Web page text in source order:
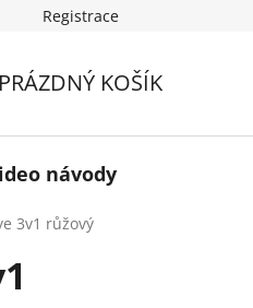
ochrany osobních údajů
Registrace
PRÁZDNÝ KOŠÍK
návody
3v1 růžový